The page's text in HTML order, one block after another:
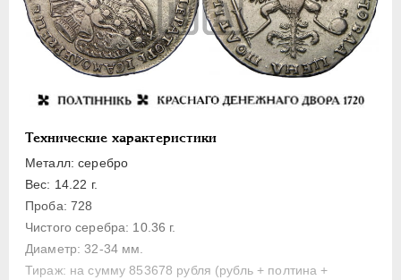
Технические характеристики
Металл: серебро
Вес: 14.22 г.
Проба: 728
Чистого серебра: 10.36 г.
Диаметр: 32-34 мм.
Тираж: на сумму 853678 рубля (рубль + полтина +
Алтын(ник)
1 копейка
Пробные
Монетовидные жетоны
ЕКАТЕРИНА I
ПЕТР II 1727-1729
АННА ИОАННОВНА 1730-1740
ИОАНН АНТОНОВИЧ